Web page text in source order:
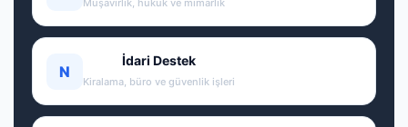
Müşavirlik, hukuk ve mimarlık
N
İdari Destek
Kiralama, büro ve güvenlik işleri